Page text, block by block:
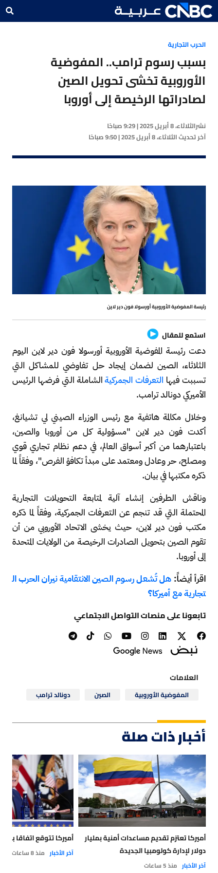
الحرب التجارية
بسبب رسوم ترامب.. المفوضية
الأوروبية تخشى تحويل الصين
لصادراتها الرخيصة إلى أوروبا
نشرالثلاثاء، 8 أبريل 2025 | 9:29 صباحًا
آخر تحديثالثلاثاء، 8 أبريل 2025 | 9:50 صباحًا
رئيسة المفوضية الأوروبية أورسولا فون دير لاين
استمع للمقال
دعت رئيسة المفوضية الأوروبية أورسولا فون دير لاين اليوم
الثلاثاء، الصين لضمان إيجاد حل تفاوضي للمشاكل التي
تسببت فيها التعرفات الجمركيةالشاملة التي فرضها الرئيس
الأميركي دونالد ترامب.
وخلال مكالمة هاتفية مع رئيس الوزراء الصيني لي تشيانغ،
أكدت فون دير لاين "مسؤولية كل من أوروبا والصين،
باعتبارهما من أكبر أسواق العالم، في دعم نظام تجاري قوي
ومصلح، حر وعادل ومعتمد على مبدأ تكافؤ الفرص"، وفقاً لما
ذكره مكتبها في بيان.
وناقش الطرفين إنشاء آلية لمتابعة التحويلات التجارية
المحتملة التي قد تنجم عن التعرفات الجمركية، وفقاً لما ذكره
مكتب فون دير لاين، حيث يخشى الاتحاد الأوروبي من أن
تقوم الصين بتحويل الصادرات الرخيصة من الولايات المتحدة
إلى أوروبا.
اقرأ أيضاً: هل تُشعل رسوم الصين الانتقامية نيران الحرب ال
تجارية مع أميركا؟
تابعونا على منصات التواصل الاجتماعي
العلامات
المفوضية الأوروبية الصين دونالد ترامب
أخبار ذات صلة
أميركا تعتزم تقديم مساعدات أمنية بمليار
دولار لإدارة كولومبيا الجديدة
آخر الأخبار منذ 5 ساعات
أميركا تتوقع اتفاقا
آخر الأخبار منذ 8 ساعات